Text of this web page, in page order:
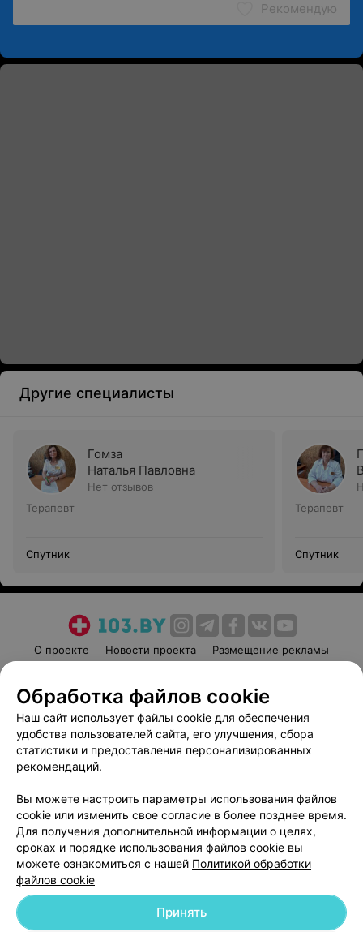
Рекомендую
Другие специалисты
Гомза
Наталья Павловна
Нет отзывов
Терапевт
Спутник
Терапевт
Спутник
О проекте Новости проекта
Размещение рекламы
Пользовательское соглашение
Способы оплаты
Вакансии
Партнеры
Написать руководителю 103.by
Обработка персональных данных
© 2026 ООО «Артокс Лаб», УНП 191700409 | 220012, Республика Беларусь,
Обработка файлов cookie
Наш сайт использует файлы cookie для обеспечения
удобства пользователей сайта, его улучшения, сбора
статистики и предоставления персонализированных
рекомендаций.
Вы можете настроить параметры использования файлов
cookie или изменить свое согласие в более позднее время.
Для получения дополнительной информации о целях,
сроках и порядке использования файлов cookie вы
можете ознакомиться с нашей Политикой обработки
файлов cookie
Принять